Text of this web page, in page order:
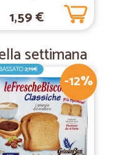
1,59 €
settimana
-12%
2,19€